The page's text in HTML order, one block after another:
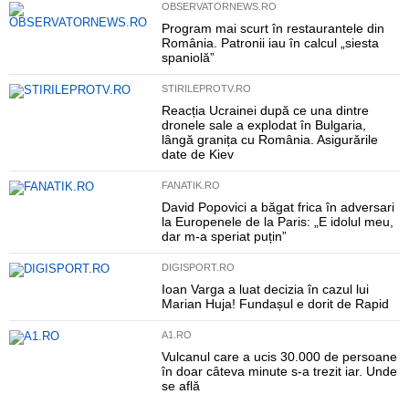
OBSERVATORNEWS.RO
Program mai scurt în restaurantele din
România. Patronii iau în calcul „siesta
spaniolă”
STIRILEPROTV.RO
Reacția Ucrainei după ce una dintre
dronele sale a explodat în Bulgaria,
lângă granița cu România. Asigurările
date de Kiev
FANATIK.RO
David Popovici a băgat frica în adversari
la Europenele de la Paris: „E idolul meu,
dar m-a speriat puțin”
DIGISPORT.RO
Ioan Varga a luat decizia în cazul lui
Marian Huja! Fundașul e dorit de Rapid
A1.RO
Vulcanul care a ucis 30.000 de persoane
în doar câteva minute s-a trezit iar. Unde
se află